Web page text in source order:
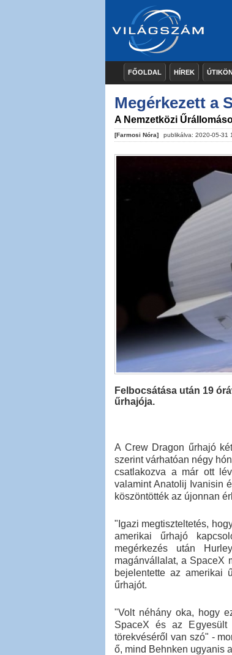
FŐOLDAL HÍREK
Megérkezett a
A Nemzetközi
[Farmosi Nóra] publikálva: 2020-05-31
Felbocsátása után 19
űrhajója.
A Crew Dragon űrhajó
szerint várhatóan négy
csatlakozva a már ott
valamint Anatolij Ivanisin
köszöntötték az újonnan
"Igazi megtiszteltetés,
amerikai űrhajó
megérkezés után
magánvállalat, a SpaceX
bejelentette az amerikai
űrhajót.
"Volt néhány oka, hogy
SpaceX és az
törekvéséről van szó" -
ő, mind Behnken ugyanis